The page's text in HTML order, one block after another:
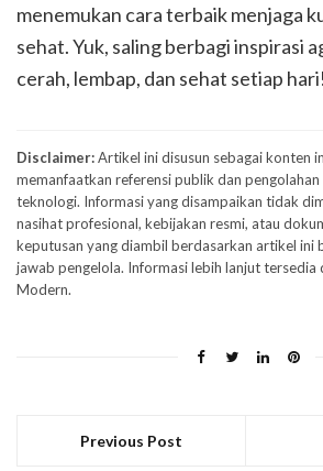
menemukan cara terbaik menjaga
sehat. Yuk, saling berbagi inspirasi
cerah, lembap, dan sehat setiap hari!
Disclaimer:Artikel ini disusun sebagai konten
memanfaatkan referensi publik dan
teknologi. Informasi yang disampaikan tidak
nasihat profesional, kebijakan resmi, atau
keputusan yang diambil berdasarkan artikel ini
jawab pengelola. Informasi lebih lanjut tersedia
Modern.
Previous Post